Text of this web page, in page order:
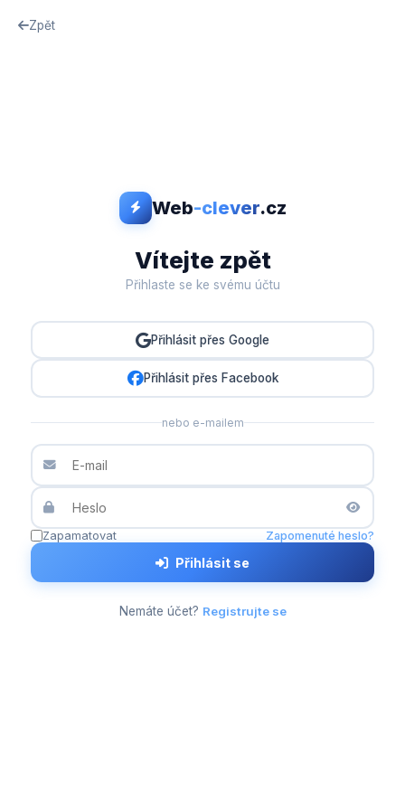
Zpět
Web-clever.cz
Vítejte zpět
Přihlaste se ke svému účtu
Přihlásit přes Google
Přihlásit přes Facebook
nebo e-mailem
Zapamatovat Zapomenuté heslo?
Přihlásit se
Nemáte účet? Registrujte se